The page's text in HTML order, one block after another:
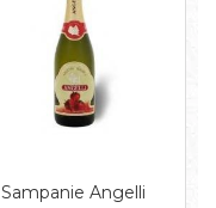
Sampanie Angelli